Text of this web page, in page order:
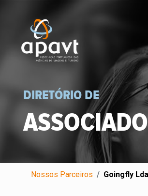
DIRETÓRIO DE
Nossos Parceiros Goingfly Lda